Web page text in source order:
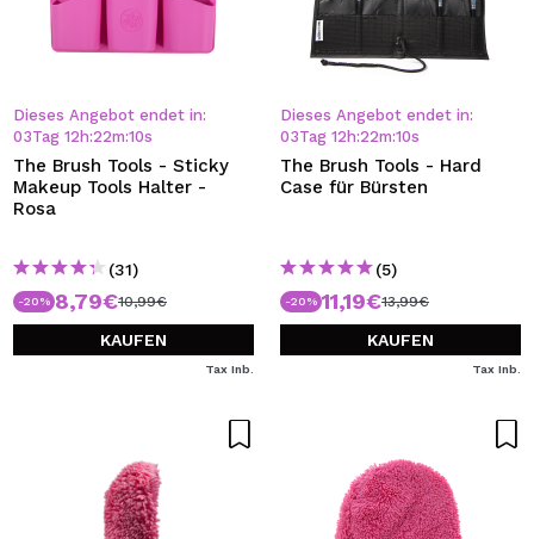
Dieses Angebot endet in:
03Tag 12 h:22m:10s
The Brush Tools - Sticky
Makeup Tools Halter -
Rosa
(31)
-20% 8,79€10,99€
KAUFEN
Tax Inb.
Dieses Angebot endet in:
03Tag 12 h:22m:10s
The Brush Tools - Hard
Case für Bürsten
(5)
-20% 11,19€13,99€
KAUFEN
Tax Inb.